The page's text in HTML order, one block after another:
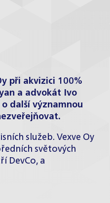
při akvizici 100%
a advokát Ivo
další významnou
služeb. Vexve Oy
světových
DevCo, a